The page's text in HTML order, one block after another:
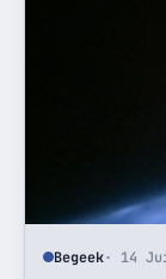
Begeek· 14